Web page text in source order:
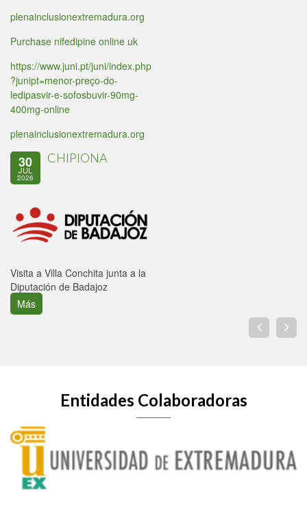
plenainclusionextremadura.org
Purchase nifedipine online uk
https://www.juni.pt/juni/index.php
?junipt=menor-preço-do-
ledipasvir-e-sofosbuvir-90mg-
400mg-online
plenainclusionextremadura.org
30
JUL
2026
CHIPIONA
Visita a Villa Conchita junta a la
Diputación de Badajoz
Más
Entidades Colaboradoras